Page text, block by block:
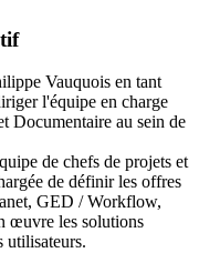
Vauquois en tant
l'équipe en charge
Documentaire au sein de
de chefs de projets et
de définir les offres
GED / Workflow,
œuvre les solutions
utilisateurs.